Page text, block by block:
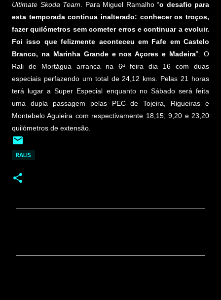
Ultimate Skoda Team . Para Miguel Ramalho “o desafio para
esta temporada continua inalterado: conhecer os troços,
fazer quilómetros sem cometer erros e continuar a evoluir.
Foi isso que felizmente aconteceu em Fafe em Castelo
Branco, na Marinha Grande e nos Açores e Madeira”. O
Rali de Mortágua arranca na 6ª feira dia 16 com duas
especiais perfazendo um total de 24,12 kms. Pelas 21 horas
terá lugar a Super Especial enquanto no Sábado será feita
uma dupla passagem pelas PEC de Tojeira, Rigueiras e
Montebelo Aguieira com respectivamente 18,15; 9,20 e 23,20
quilómetros de extensão.
RALIS